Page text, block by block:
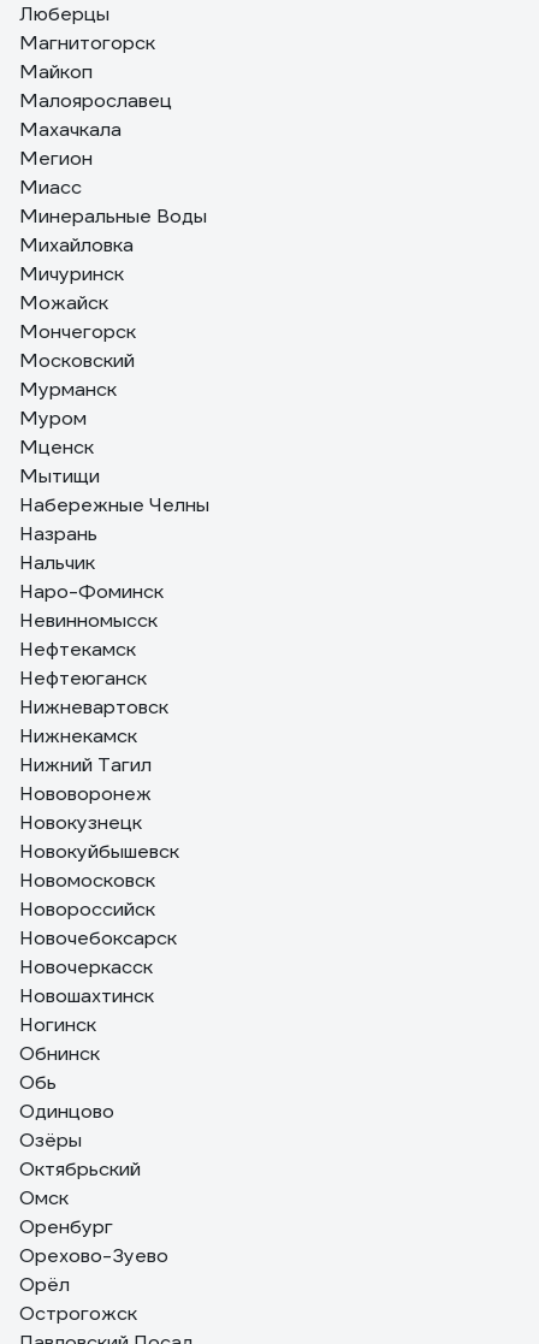
Люберцы
Магнитогорск
Майкоп
Малоярославец
Махачкала
Мегион
Миасс
Минеральные Воды
Михайловка
Мичуринск
Можайск
Мончегорск
Московский
Мурманск
Муром
Мценск
Мытищи
Набережные Челны
Назрань
Нальчик
Наро-Фоминск
Невинномысск
Нефтекамск
Нефтеюганск
Нижневартовск
Нижнекамск
Нижний Тагил
Нововоронеж
Новокузнецк
Новокуйбышевск
Новомосковск
Новороссийск
Новочебоксарск
Новочеркасск
Новошахтинск
Ногинск
Обнинск
Обь
Одинцово
Озёры
Октябрьский
Омск
Оренбург
Орехово-Зуево
Орёл
Острогожск